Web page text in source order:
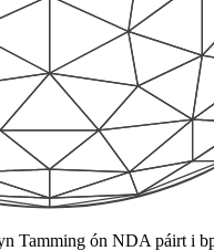
Tamming ón NDA páirt i